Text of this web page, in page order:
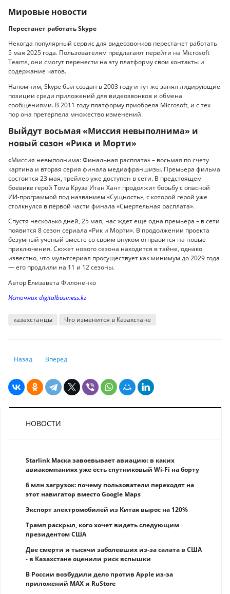
Мировые новости
Перестанет работать Skype
Некогда популярный сервис для видеозвонков перестанет работать
5 мая 2025 года. Пользователям предлагают перейти на Microsoft
Teams, они смогут перенести на эту платформу свои контакты и
содержание чатов.
Напомним, Skype был создан в 2003 году и тут же занял лидирующие
позиции среди приложений для видеозвонков и обмена
сообщениями. В 2011 году платформу приобрела Microsoft, и с тех
пор она претерпела множество изменений.
Выйдут восьмая «Миссия невыполнима» и
новый сезон «Рика и Морти»
«Миссия невыполнима: Финальная расплата» – восьмая по счету
картина и вторая серия финала медиафраншизы. Премьера фильма
состоится 23 мая, трейлер уже доступен в сети. В предстоящем
боевике герой Тома Круза Итан Хант продолжит борьбу с опасной
ИИ-программой под названием «Сущность», с которой герой уже
столкнулся в первой части финала «Смертельная расплата».
Спустя несколько дней, 25 мая, нас ждет еще одна премьера – в сети
появится 8 сезон сериала «Рик и Морти». В продолжении проекта
безумный ученый вместе со своим внуком отправится на новые
приключения. Сюжет нового сезона находится в тайне, однако
известно, что мультсериал просуществует как минимум до 2029 года
— его продлили на 11 и 12 сезоны.
Автор Елизавета Филоненко
Источник digitalbusiness.kz
казахстанцы Что изменится в Казахстане
Предыдущий: Летать без родителей могут дети через Kaspi Travel
Назад Следующий: Квест "подтверди свою нищету": почему от
Вперед
НОВОСТИ
Starlink Маска завоевывает авиацию: в каких
авиакомпаниях уже есть спутниковый Wi-Fi на борту
6 млн загрузок: почему пользователи переходят на
этот навигатор вместо Google Maps
Экспорт электромобилей из Китая вырос на 120%
Трамп раскрыл, кого хочет видеть следующим
президентом США
Две смерти и тысячи заболевших из-за салата в США
- в Казахстане оценили риск вспышки
В России возбудили дело против Apple из-за
приложений MAX и RuStore